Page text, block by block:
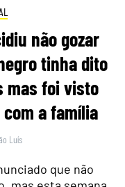
não gozar
tinha dito
mas foi visto
a família
Luís
que não